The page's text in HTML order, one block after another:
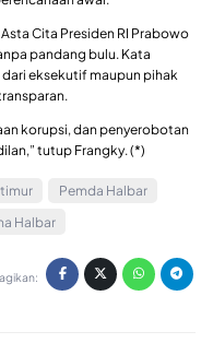
Cita Presiden RI Prabowo
pandang bulu. Kata
eksekutif maupun pihak
korupsi, dan penyerobotan
tutup Frangky. (*)
Pemda Halbar
Halbar